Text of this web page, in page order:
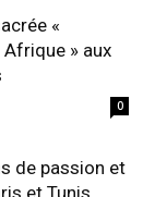
«
Afrique » aux
0
de passion et
et Tunis